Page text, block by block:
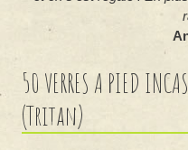
50 VERRES A PIED
(Tritan)